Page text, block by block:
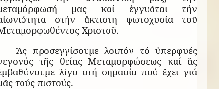
μας καί ἐγγυᾶται τήν
στήν ἄκτιστη φωτοχυσία τοῦ
Χριστοῦ.
Ἄς προσεγγίσουμε λοιπόν τό ὑπερφυές
τῆς θείας Μεταμορφώσεως καί ἅς
λίγο στή σημασία πού ἔχει γιά
τούς πιστούς.